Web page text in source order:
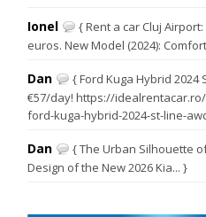
Ionel
{ Rent a car Cluj
euros. New Model (2024):
Dan
{ Ford Kuga Hybrid 2024
€57/day! https://
ford-kuga-hybrid-2024-st-line-
Dan
{ The Urban Silhouette
Design of the New 2026 Kia... }